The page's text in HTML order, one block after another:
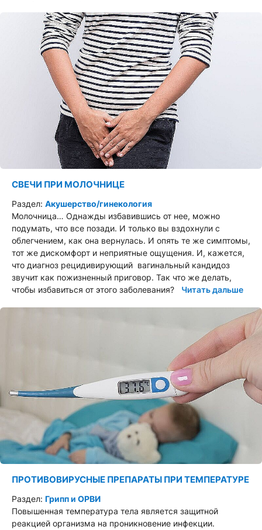
СВЕЧИ ПРИ МОЛОЧНИЦЕ
Раздел: Акушерство/гинекология
Молочница… Однажды избавившись от нее, можно
подумать, что все позади. И только вы вздохнули с
облегчением, как она вернулась. И опять те же симптомы,
тот же дискомфорт и неприятные ощущения. И, кажется,
что диагноз рецидивирующий вагинальный кандидоз
звучит как пожизненный приговор. Так что же делать,
чтобы избавиться от этого заболевания? Читать дальше
ПРОТИВОВИРУСНЫЕ ПРЕПАРАТЫ ПРИ ТЕМПЕРАТУРЕ
Раздел: Грипп и ОРВИ
Повышенная температура тела является защитной
реакцией организма на проникновение инфекции.